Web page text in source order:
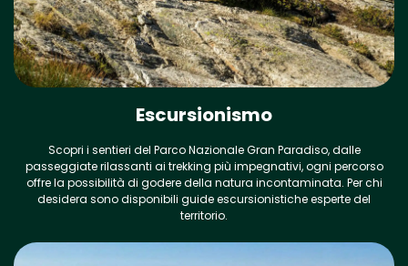
Escursionismo
Scopri i sentieri del Parco Nazionale Gran Paradiso, dalle
passeggiate rilassanti ai trekking più impegnativi, ogni percorso
offre la possibilità di godere della natura incontaminata. Per chi
desidera sono disponibili guide escursionistiche esperte del
territorio.